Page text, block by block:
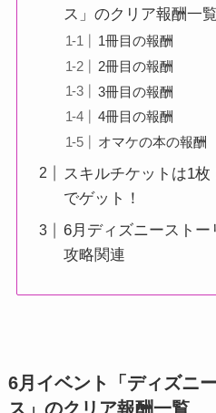
ス」のクリア報酬一覧
1冊目の報酬
2冊目の報酬
3冊目の報酬
4冊目の報酬
オマケの本の報酬
スキルチケットは1
でゲット！
6月ディズニーストー
攻略関連
6月イベント「ディズニ
ス」のクリア報酬一覧